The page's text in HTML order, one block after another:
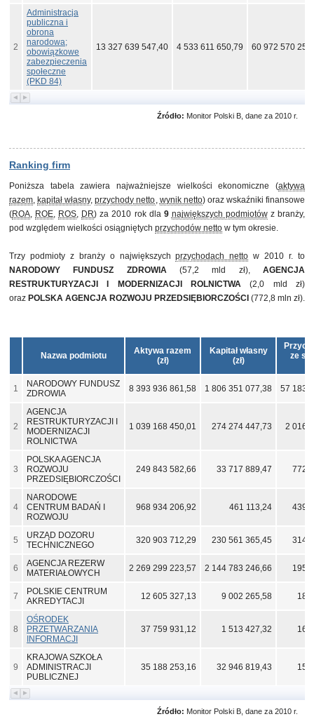
2
Administracja
publiczna i
obrona
narodowa;
obowiązkowe
zabezpieczenia
społeczne
(PKD 84)
13 327 639 547,40 4 533 611 650,79 60 972 570
Źródło: Monitor Polski B, dane za 2010 r.
Ranking firm
Poniższa tabela zawiera najważniejsze wielkości ekonomiczne (aktywa
razem, kapitał własny,przychody netto, wynik netto) oraz wskaźniki finansowe
(ROA, ROE, ROS, DR) za 2010 rok dla 9 największych podmiotówz branży,
pod względem wielkości osiągniętych przychodów netto w tym okresie.
Trzy podmioty z branży o największychprzychodach netto w 2010 r. to
NARODOWY FUNDUSZ ZDROWIA(57,2 mld zł),AGENCJA
RESTRUKTURYZACJI I MODERNIZACJI ROLNICTWA (2,0 mld zł)
oraz POLSKA AGENCJA ROZWOJU PRZEDSIĘBIORCZOŚCI (772,8 mln zł).
Nazwa podmiotu
Aktywa razem
(zł)
Kapitał własny
(zł)
ze
1
NARODOWY FUNDUSZ
ZDROWIA
8 393 936 861,58 1 806 351 077,38 57 183
2
AGENCJA
RESTRUKTURYZACJI I
MODERNIZACJI
ROLNICTWA
1 039 168 450,01 274 274 447,73 2 016
3
POLSKA AGENCJA
ROZWOJU
PRZEDSIĘBIORCZOŚCI
249 843 582,66 33 717 889,47 772
4
NARODOWE
CENTRUM BADAŃ I
ROZWOJU
968 934 206,92 461 113,24 439
5
URZĄD DOZORU
TECHNICZNEGO
320 903 712,29 230 561 365,45 314
6
AGENCJA REZERW
MATERIAŁOWYCH
2 269 299 223,57 2 144 783 246,66 195
7
POLSKIE CENTRUM
AKREDYTACJI
12 605 327,13 9 002 265,58 18
8
OŚRODEK
PRZETWARZANIA
INFORMACJI
37 759 931,12 1 513 427,32 16
9
KRAJOWA SZKOŁA
ADMINISTRACJI
PUBLICZNEJ
35 188 253,16 32 946 819,43 15
Źródło: Monitor Polski B, dane za 2010 r.